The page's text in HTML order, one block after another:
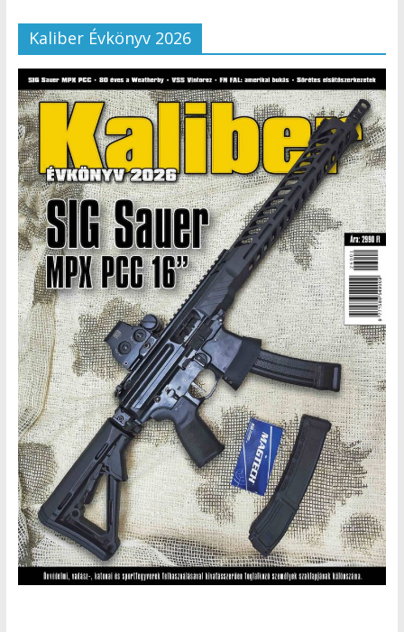
Kaliber Évkönyv 2026